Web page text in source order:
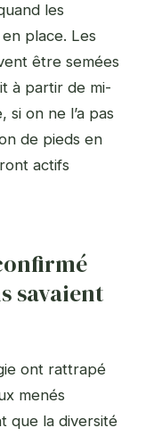
les
place. Les
être semées
à partir de mi-
si on ne l’a pas
de pieds en
actifs
savaient
ont rattrapé
menés
que la diversité